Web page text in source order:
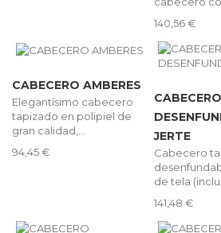
140,56 €
CABECERO AMBERES
Elegantísimo cabecero
tapizado en polipiel de
gran calidad,...
94,45 €
CABECERO
JERTE
Cabecero
de tela
141,48 €